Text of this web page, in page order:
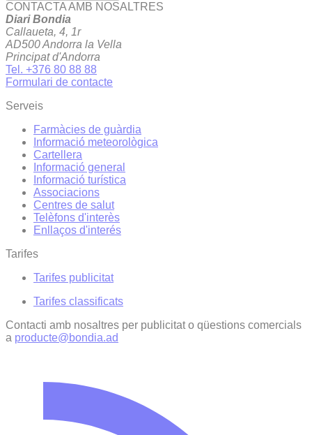
CONTACTA AMB NOSALTRES
Diari Bondia
Callaueta, 4, 1r
AD500 Andorra la Vella
Principat d'Andorra
Tel. +376 80 88 88
Formulari de contacte
Serveis
Farmàcies de guàrdia
Informació meteorològica
Cartellera
Informació general
Informació turística
Associacions
Centres de salut
Telèfons d'interès
Enllaços d'interés
Tarifes
Tarifes publicitat
Tarifes classificats
Contacti amb nosaltres per publicitat o qüestions comercials
a producte@bondia.ad